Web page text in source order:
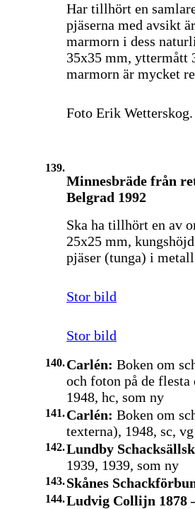
Har tillhört en
pjäserna med avsikt
marmorn i dess
35x35 mm, yttermått
marmorn är mycket
Foto Erik Wetterskog.
139.
Minnesbräde från
Belgrad 1992
Ska ha tillhört en av
25x25 mm,
pjäser (tunga) i
Stor bild
Stor bild
140.Carlén: Boken om
och foton på de flesta
1948, hc, som ny
141.Carlén: Boken om
texterna), 1948, sc, vg
142.Lundby
1939, 1939, som ny
143.Skånes
144.Ludvig Collijn 1878